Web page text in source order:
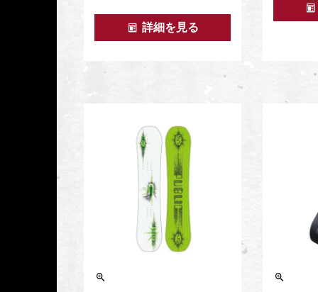
詳細を見る